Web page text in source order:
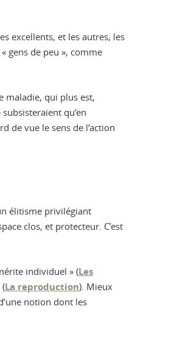
excellents, et les autres, les
gens de peu », comme
maladie, qui plus est,
qu’en
de vue le sens de l’action
élitisme privilégiant
clos, et protecteur. C’est
individuel » (Les
La reproduction). Mieux
notion dont les